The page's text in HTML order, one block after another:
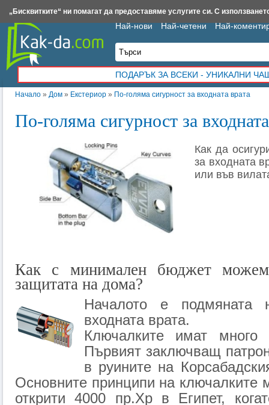
Начало » Дом » Екстериор » По-голяма сигурност за входната врата
По-голяма сигурност за
Как да
за входната
или във
Как с минимален бюджет
защитата на дома?
Началото е подмяната
входната врата.
Ключалките имат много
Първият заключващ
в руините на
Основните принципи на ключалките
открити 4000 пр.Хр в Египет,
Най-нови Най-четени Най-
ПОДАРЪК ЗА ВСЕКИ - УНИКАЛНИ
Insert.bg Framar.bg Kak-da.com Iztochnik.com BauBau.bg NewAge.bg
„Бисквитките“ ни помагат да предоставяме услугите си. С